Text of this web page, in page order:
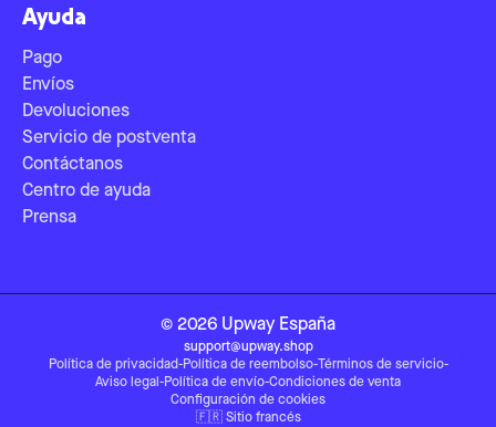
Ayuda
Pago
Envíos
Devoluciones
Servicio de postventa
Contáctanos
Centro de ayuda
Prensa
© 2026 Upway España
support@upway.shop
Política de privacidad-Política de reembolso-Términos de servicio-
Aviso legal -Política de envío-Condiciones de venta
Configuración de cookies
🇫🇷 Sitio francés